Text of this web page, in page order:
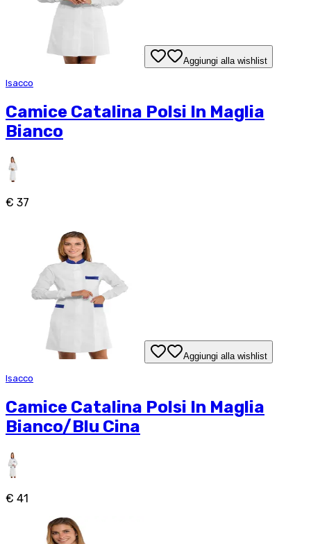
Aggiungi alla wishlist
Isacco
Camice Catalina Polsi In Maglia
Bianco
€ 37
Aggiungi alla wishlist
Isacco
Camice Catalina Polsi In Maglia
Bianco/Blu Cina
€ 41